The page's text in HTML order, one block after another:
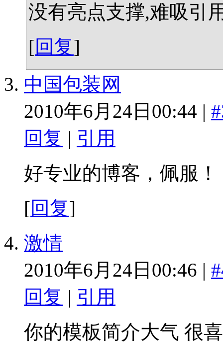
没有亮点支撑,难吸引
[回复]
中国包装网
2010年6月24日00:44 |
回复 | 引用
好专业的博客，佩服！
[回复]
激情
2010年6月24日00:46 |
回复 | 引用
你的模板简介大气 很